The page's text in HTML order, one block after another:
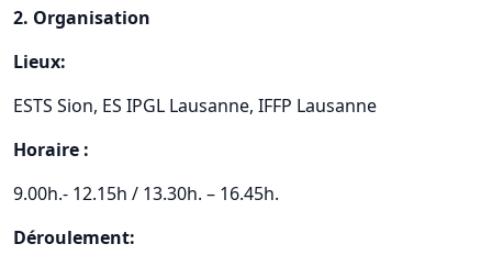
2. Organisation
Lieux:
ESTS Sion, ES IPGL Lausanne, IFFP Lausanne
Horaire :
9.00h.- 12.15h / 13.30h. – 16.45h.
Déroulement: